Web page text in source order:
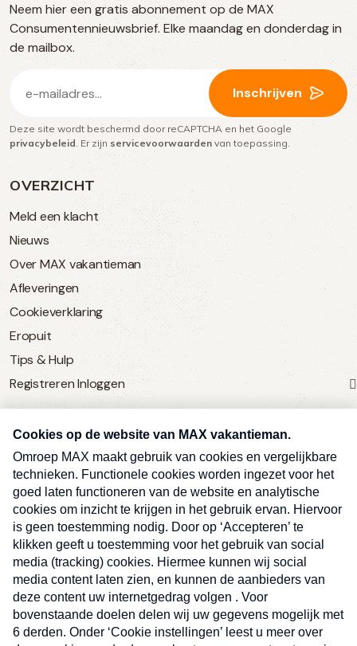
OVERZICHT
Meld een klacht
Nieuws
Over MAX vakantieman
Afleveringen
Cookieverklaring
Eropuit
Tips & Hulp
Registreren Inloggen
SERVICE
Over Omroep MAX
MAX Vandaag
MAX Meldpunt
Pers
Contact
Algemene voorwaarden
Privacyverklaring
Kwetsbaarheid melden
social
media
Neem hier een gratis abonnement op de MAX
Consumentennieuwsbrief. Elke maandag en donderdag in
de mailbox.
mailadres
(Vereist)
Inschrijven
Deze site wordt beschermd door reCAPTCHA en het Google
privacybeleid. Er zijn servicevoorwaarden van toepassing.
Ben je benieuwd naar meer
vakantienieuws- en tips?